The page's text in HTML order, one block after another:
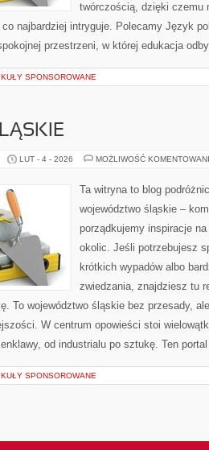
twórczością, dzięki czemu
najbardziej intryguje. Polecamy Język
przestrzeni, w której edukacja
SPONSOROWANE
LUT - 4 - 2026 MOŻLIWOŚĆ
Ta witryna to blog
województwo śląskie –
porządkujemy inspiracje
okolic. Jeśli potrzebujesz
krótkich wypadów albo
zwiedzania, znajdziesz tu
To województwo śląskie bez przesady,
W centrum opowieści stoi
enklawy, od industrialu po sztukę. Ten
SPONSOROWANE